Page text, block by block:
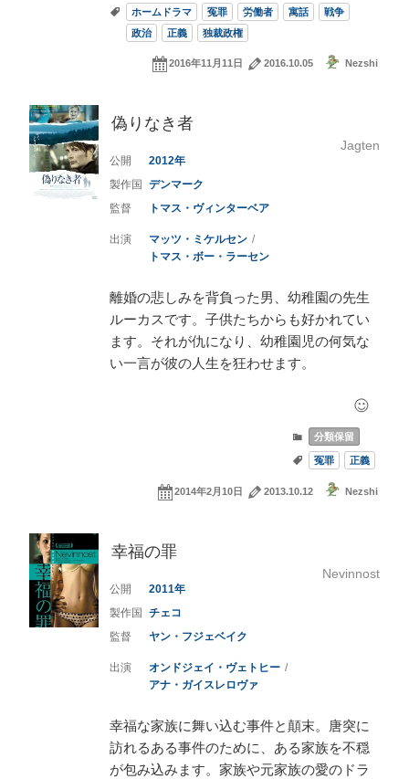
ホームドラマ 冤罪 労働者 寓話
戦争
政治
正義 独裁政権
2016年11月11日 2016.10.05 Nezshi
偽りなき者
Jagten
2012
デンマーク
トマス・ヴィンターベア
マッツ・ミケルセン
トマス・ボー・ラーセン
離婚の悲しみを背負った男、幼稚園の先生
ルーカスです。子供たちからも好かれてい
ます。それが仇になり、幼稚園児の何気な
い一言が彼の人生を狂わせます。
分類保留
冤罪 正義
2014年2月10日 2013.10.12 Nezshi
幸福の罪
Nevinnost
2011
チェコ
ヤン・フジェベイク
オンドジェイ・ヴェトヒー
アナ・ガイスレロヴァ
幸福な家族に舞い込む事件と顛末。唐突に
訪れるある事件のために、ある家族を不穏
が包み込みます。家族や元家族の愛のドラ